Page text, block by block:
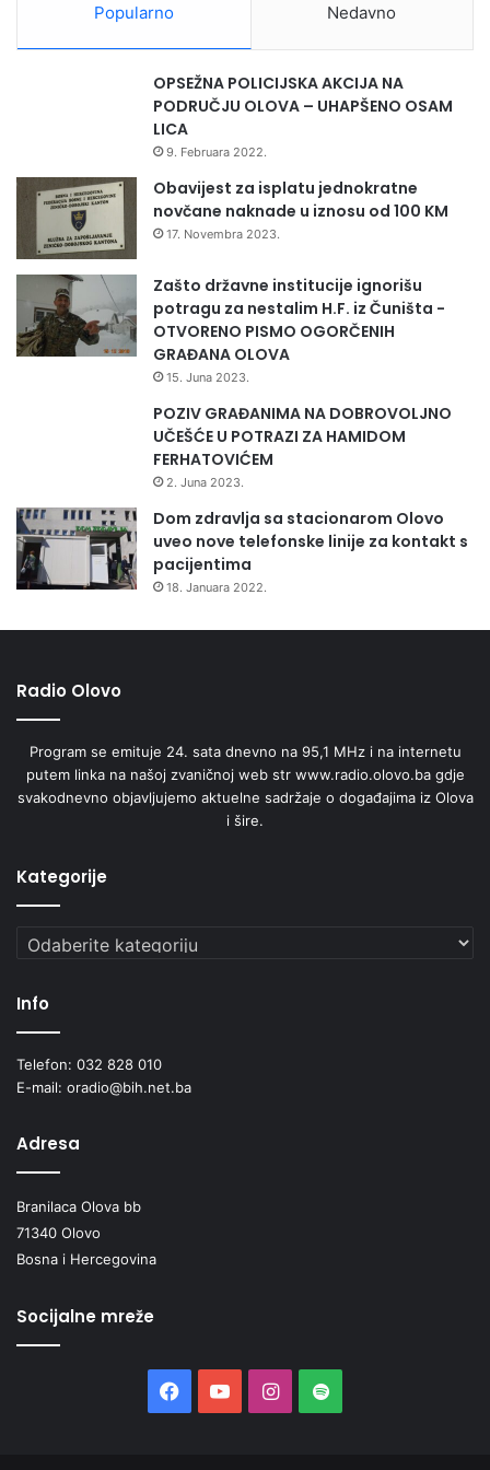
Popularno Nedavno
OPSEŽNA POLICIJSKA AKCIJA NA
PODRUČJU OLOVA – UHAPŠENO OSAM
LICA
9. Februara 2022.
Obavijest za isplatu jednokratne
novčane naknade u iznosu od 100 KM
17. Novembra 2023.
Zašto državne institucije ignorišu
potragu za nestalim H.F. iz Čuništa -
OTVORENO PISMO OGORČENIH
GRAĐANA OLOVA
15. Juna 2023.
POZIV GRAĐANIMA NA DOBROVOLJNO
UČEŠĆE U POTRAZI ZA HAMIDOM
FERHATOVIĆEM
2. Juna 2023.
Dom zdravlja sa stacionarom Olovo
uveo nove telefonske linije za kontakt s
pacijentima
18. Januara 2022.
Radio Olovo
Program se emituje 24. sata dnevno na 95,1 MHz i na internetu
putem linka na našoj zvaničnoj web str www.radio.olovo.ba gdje
svakodnevno objavljujemo aktuelne sadržaje o događajima iz Olova
i šire.
Kategorije
Kategorije
Info
Telefon: 032 828 010
E-mail: oradio@bih.net.ba
Adresa
Branilaca Olova bb
71340 Olovo
Bosna i Hercegovina
Socijalne mreže
FacebookYouTubeInstagram
Spotify